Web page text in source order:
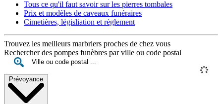
Tous ce qu'il faut savoir sur les pierres tombales
Prix et modèles de caveaux funéraires
Cimetières, législiation et réglement
Trouvez les meilleurs marbriers proches de chez vous
Rechercher des pompes funèbres par ville ou code postal
Prévoyance